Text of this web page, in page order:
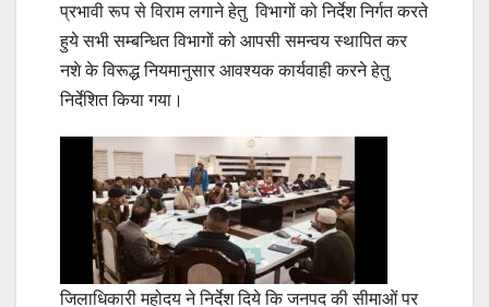
प्रभावी रूप से विराम लगाने हेतु विभागों को निर्देश निर्गत करते
हुये सभी सम्बन्धित विभागों को आपसी समन्वय स्थापित कर
नशे के विरूद्ध नियमानुसार आवश्यक कार्यवाही करने हेतु
निर्देशित किया गया।
जिलाधिकारी महोदय ने निर्देश दिये कि जनपद की सीमाओं पर